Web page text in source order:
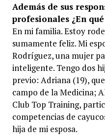
Además de sus
profesionales ¿En
En mi familia. Estoy
sumamente feliz. Mi
Rodríguez, una mujer
inteligente. Tengo dos
previo: Adriana (19),
campo de la Medicina;
Club Top Training,
competencias de
hija de mi esposa.